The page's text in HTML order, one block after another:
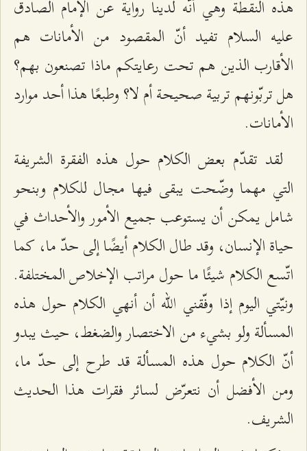
هذه النقطة وهي أنّه لدينا رواية عن الإمام الصادق
عليه السلام تفيد أنّ المقصود من الأمانات هم
الأقارب الذين هم تحت رعايتكم ماذا تصنعون بهم؟
هل تربّونهم تربية صحيحة أم لا؟ وطبعًا هذا أحد موارد
الأمانات.
لقد تقدّم بعض الكلام حول هذه الفقرة الشريفة
التي مهما وضّحت يبقى فيها مجال للكلام وبنحو
شامل يمكن أن يستوعب جميع الأمور والأحداث في
حياة الإنسان، وقد طال الكلام أيضًا إلى حدّ ما، كما
اتّسع الكلام شيئًا ما حول مراتب الإخلاص المختلفة.
ونيّتي اليوم إذا وفّقني الله أن أنهي الكلام حول هذه
المسألة ولو بشيء من الاختصار والضغط، حيث يبدو
أنّ الكلام حول هذه المسألة قد طرح إلى حدّ ما،
ومن الأفضل أن نتعرّض لسائر فقرات هذا الحديث
الشريف.